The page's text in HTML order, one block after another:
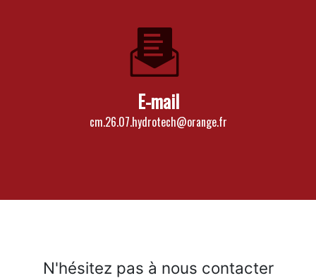
E-mail
cm.26.07.hydrotech@orange.fr
N'hésitez pas à nous contacter